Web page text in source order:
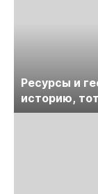
Ресурсы и
историю,